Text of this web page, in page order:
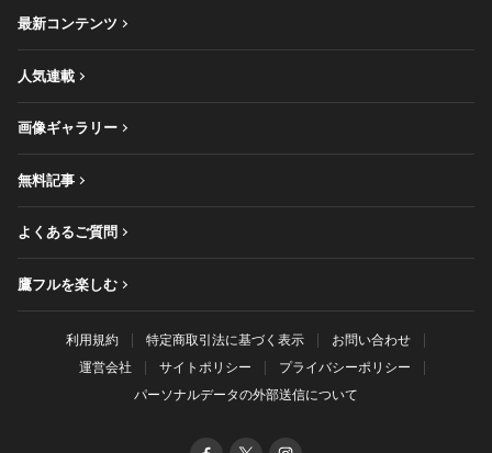
最新コンテンツ
人気連載
画像ギャラリー
無料記事
よくあるご質問
鷹フルを楽しむ
利用規約 特定商取引法に基づく表示
お問い合わせ
運営会社
サイトポリシー
プライバシーポリシー
パーソナルデータの外部送信について